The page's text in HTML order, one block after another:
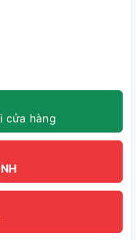
cửa hàng